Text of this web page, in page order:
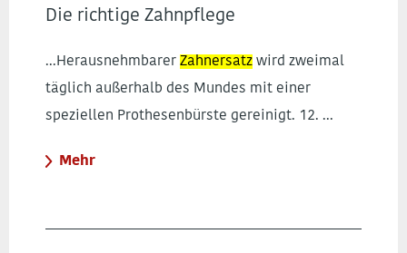
Die richtige Zahnpflege
...Herausnehmbarer Zahnersatz wird zweimal
täglich außerhalb des Mundes mit einer
speziellen Prothesenbürste gereinigt. 12. ...
Mehr